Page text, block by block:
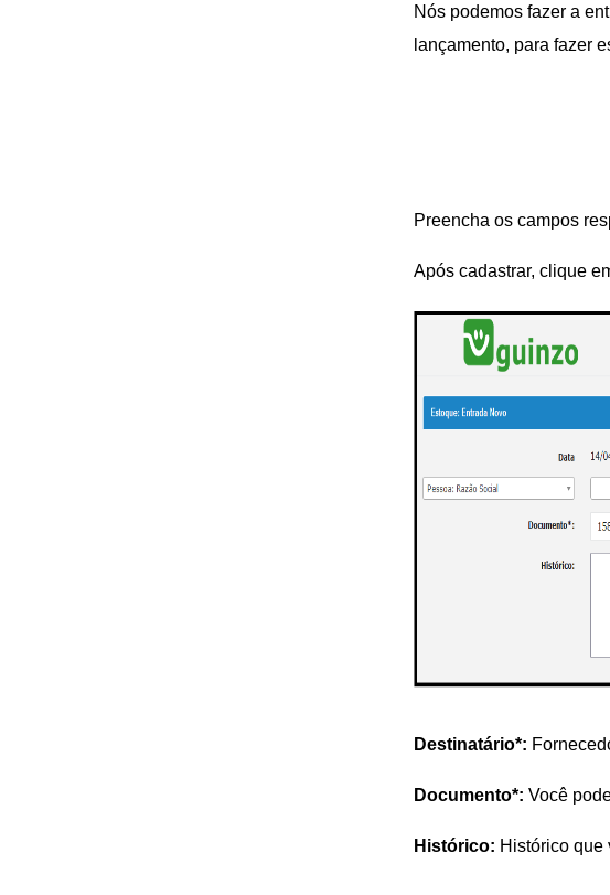
Nós podemos fazer a
lançamento, para fazer
Preencha os campos
Após cadastrar, clique
Destinatário*:
Documento*: Você
Histórico: Histórico que